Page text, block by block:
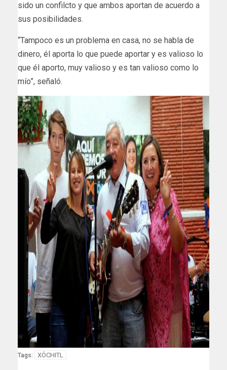
sido un confilcto y que ambos aportan de acuerdo a
sus posibilidades.
“Tampoco es un problema en casa, no se habla de
dinero, él aporta lo que puede aportar y es valioso lo
que él aporto, muy valioso y es tan valioso como lo
mío”, señaló.
Tags: XÓCHITL